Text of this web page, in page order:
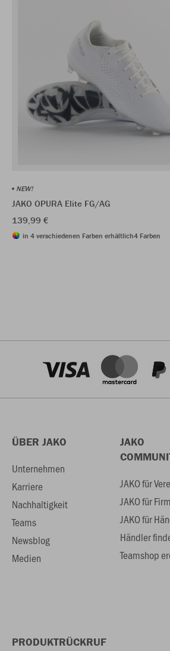
NEW!
JAKO OPURA Elite FG/AG
139,99 €
in 4 verschiedenen Farben erhältlich4 Farben
ÜBER JAKO
Unternehmen
Karriere
Nachhaltigkeit
Teams
Newsblog
Medien
JAKO
JAKO für
JAKO für
JAKO für
Händler
Teamshop
PRODUKTRÜCKRUF